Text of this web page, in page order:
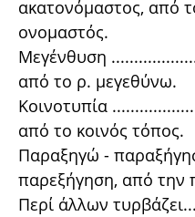
ακατονόμαστος, από
ονομαστός.
Μεγένθυση
από το ρ. μεγεθύνω.
Κοινοτυπία
από το κοινός τόπος.
Παραξηγώ -
παρεξήγηση, από την
Περί άλλων